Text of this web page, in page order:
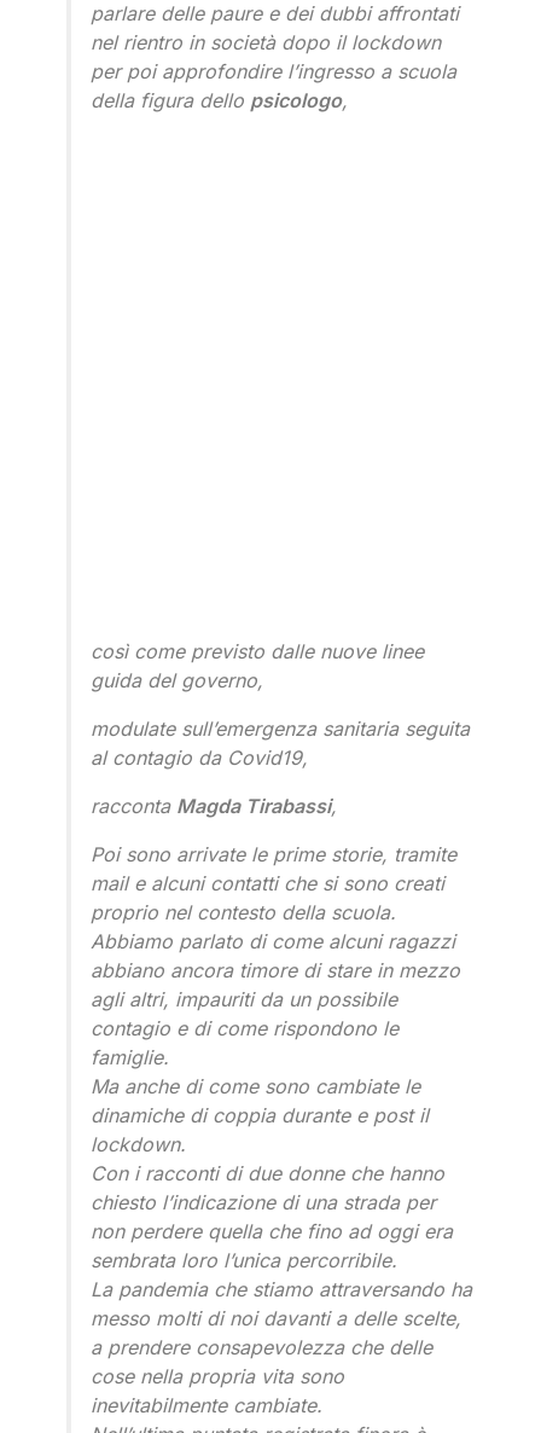
parlare delle paure e dei dubbi affrontati
nel rientro in società dopo il lockdown
per poi approfondire l’ingresso a scuola
della figura dello psicologo,
così come previsto dalle nuove linee
guida del governo,
modulate sull’emergenza sanitaria seguita
al contagio da Covid19,
racconta Magda Tirabassi,
Poi sono arrivate le prime storie, tramite
mail e alcuni contatti che si sono creati
proprio nel contesto della scuola.
Abbiamo parlato di come alcuni ragazzi
abbiano ancora timore di stare in mezzo
agli altri, impauriti da un possibile
contagio e di come rispondono le
famiglie.
Ma anche di come sono cambiate le
dinamiche di coppia durante e post il
lockdown.
Con i racconti di due donne che hanno
chiesto l’indicazione di una strada per
non perdere quella che fino ad oggi era
sembrata loro l’unica percorribile.
La pandemia che stiamo attraversando ha
messo molti di noi davanti a delle scelte,
a prendere consapevolezza che delle
cose nella propria vita sono
inevitabilmente cambiate.